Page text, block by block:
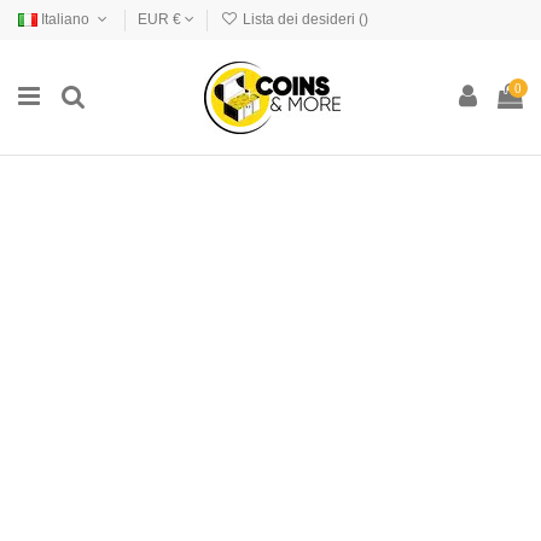
Italiano EUR € Lista dei desideri ()
0